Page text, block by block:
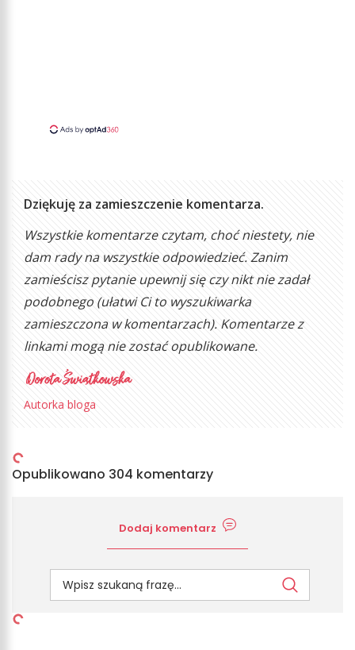
Dziękuję za zamieszczenie komentarza.
Wszystkie komentarze czytam, choć niestety, nie
dam rady na wszystkie odpowiedzieć. Zanim
zamieścisz pytanie upewnij się czy nikt nie zadał
podobnego (ułatwi Ci to wyszukiwarka
zamieszczona w komentarzach). Komentarze z
linkami mogą nie zostać opublikowane.
Autorka bloga
Opublikowano 304 komentarzy
Dodaj komentarz